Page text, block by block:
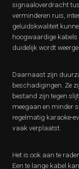
signaaloverdracht
verminderen ruis,
geluidskwaliteit
hoogwaardige kabels
duidelijk wordt
Daarnaast zijn
beschadigingen. Ze
bestand zijn tegen
meegaan en minder
regelmatig karaoke-
vaak verplaatst.
Het is ook aan te
Een te lange kabel